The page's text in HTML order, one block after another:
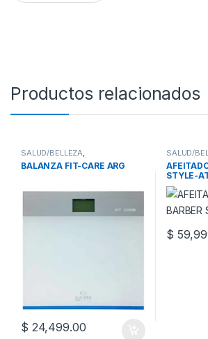
Productos relacionados
SALUD/BELLEZA
SALUD/BELLEZA/FITNESS
BALANZA PERSONAL, SALUD
BALANZA FIT-CARE ARG
$ 24,499.00
SALUD/
SALUD/
STYLE-
$